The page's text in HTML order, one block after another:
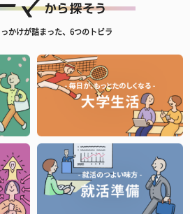
かけが詰まった、6つのトビラ